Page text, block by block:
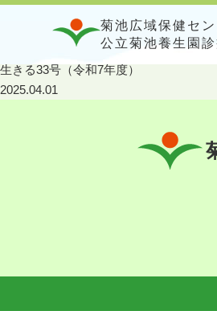
菊池広域保健セン
公立菊池養生園
生きる33号（令和7年度）
2025.04.01